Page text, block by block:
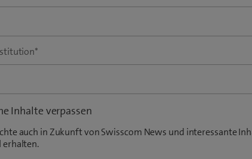
*
Inhalte verpassen
auch in Zukunft von Swisscom News und interessante
erhalten.